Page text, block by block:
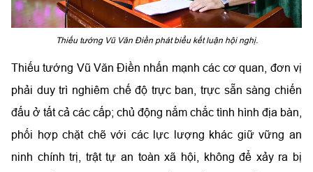
Thiếu tướng Vũ Văn Điền phát biểu kết luận hội nghị.
Thiếu tướng Vũ Văn Điền nhấn mạnh các cơ quan, đơn vị
phải duy trì nghiêm chế độ trực ban, trực sẵn sàng chiến
đấu ở tất cả các cấp; chủ động nắm chắc tình hình địa bàn,
phối hợp chặt chẽ với các lực lượng khác giữ vững an
ninh chính trị, trật tự an toàn xã hội, không để xảy ra bị